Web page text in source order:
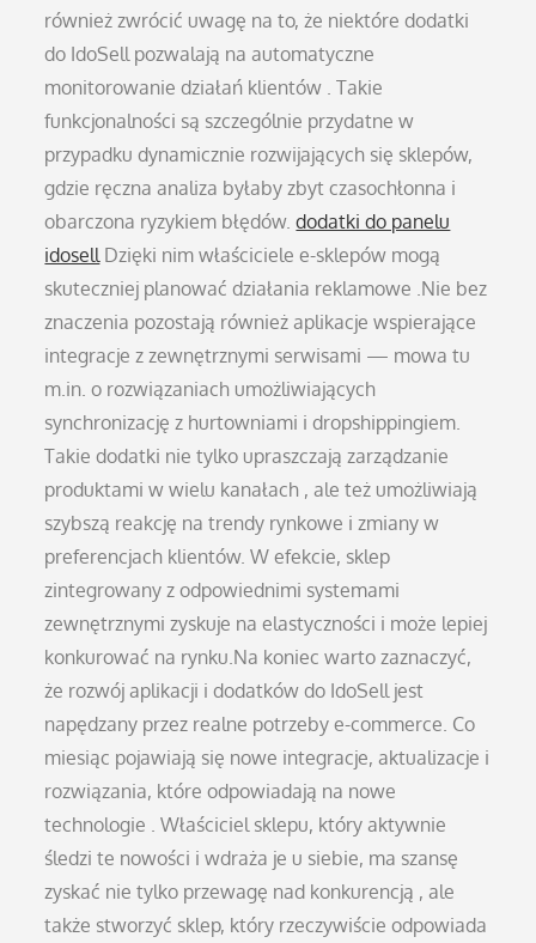
również zwrócić uwagę na to, że niektóre dodatki
do IdoSell pozwalają na automatyczne
monitorowanie działań klientów . Takie
funkcjonalności są szczególnie przydatne w
przypadku dynamicznie rozwijających się sklepów,
gdzie ręczna analiza byłaby zbyt czasochłonna i
obarczona ryzykiem błędów.dodatki do panelu
idosell Dzięki nim właściciele e-sklepów mogą
skuteczniej planować działania reklamowe .Nie bez
znaczenia pozostają również aplikacje wspierające
integracje z zewnętrznymi serwisami — mowa tu
m.in. o rozwiązaniach umożliwiających
synchronizację z hurtowniami i dropshippingiem.
Takie dodatki nie tylko upraszczają zarządzanie
produktami w wielu kanałach , ale też umożliwiają
szybszą reakcję na trendy rynkowe i zmiany w
preferencjach klientów. W efekcie, sklep
zintegrowany z odpowiednimi systemami
zewnętrznymi zyskuje na elastyczności i może lepiej
konkurować na rynku.Na koniec warto zaznaczyć,
że rozwój aplikacji i dodatków do IdoSell jest
napędzany przez realne potrzeby e-commerce. Co
miesiąc pojawiają się nowe integracje, aktualizacje i
rozwiązania, które odpowiadają na nowe
technologie . Właściciel sklepu, który aktywnie
śledzi te nowości i wdraża je u siebie, ma szansę
zyskać nie tylko przewagę nad konkurencją , ale
także stworzyć sklep, który rzeczywiście odpowiada